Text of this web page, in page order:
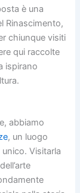
è una
Rinascimento,
chiunque visiti
qui raccolte
ispirano
abbiamo
, un luogo
Visitarla